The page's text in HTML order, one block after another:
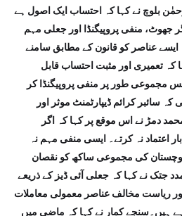
بلوچ نے کہا کہ احتساب ایک اصول ہے
جھوٹ، منفی پروپیگنڈا اور جعلی مہم
عناصر کو قانون کے مطابق سامنے
کہ تعمیری اور مثبت احتساب قابل
مجموعی طور پر منفی پروپیگنڈا کر
سائبر کرائم ڈیپارٹمنٹ موثر اور
دمڑ نے اس موقع پر کہا کہ اگر
اعتماد نہ کرتے۔ ایسی منفی مہم نہ
کی مجموعی ساکھ کو نقصان
جتک نے کہا کہ جعلی آئی ڈیز کے ذریعے
ریاست مخالف عناصر معمولی معاملات
رہے ہیں۔سنجے کمار نے کہا کہ ماضی میں